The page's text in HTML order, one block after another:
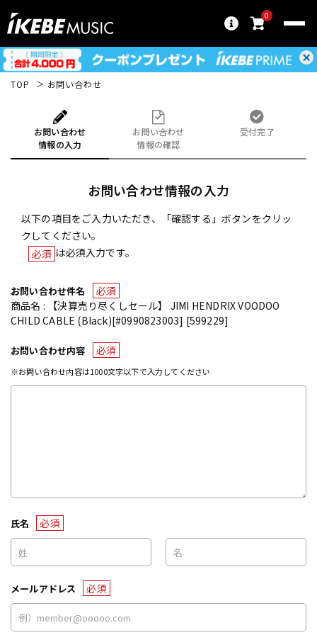
0
TOP お問い合わせ
お問い合わせ
情報の入力
お問い合わせ
情報の確認
受付完了
お問い合わせ情報の入力
以下の項目をご入力いただき、「確認する」ボタンをクリッ
クしてください。
必須 は必須入力です。
お問い合わせ件名
必須
商品名 : 【決算売り尽くしセール】 JIMI HENDRIX VOODOO
CHILD CABLE (Black)[#0990823003] [599229]
お問い合わせ内容 必須
※お問い合わせ内容は1000文字以下で入力してください
氏名 必須
メールアドレス 必須